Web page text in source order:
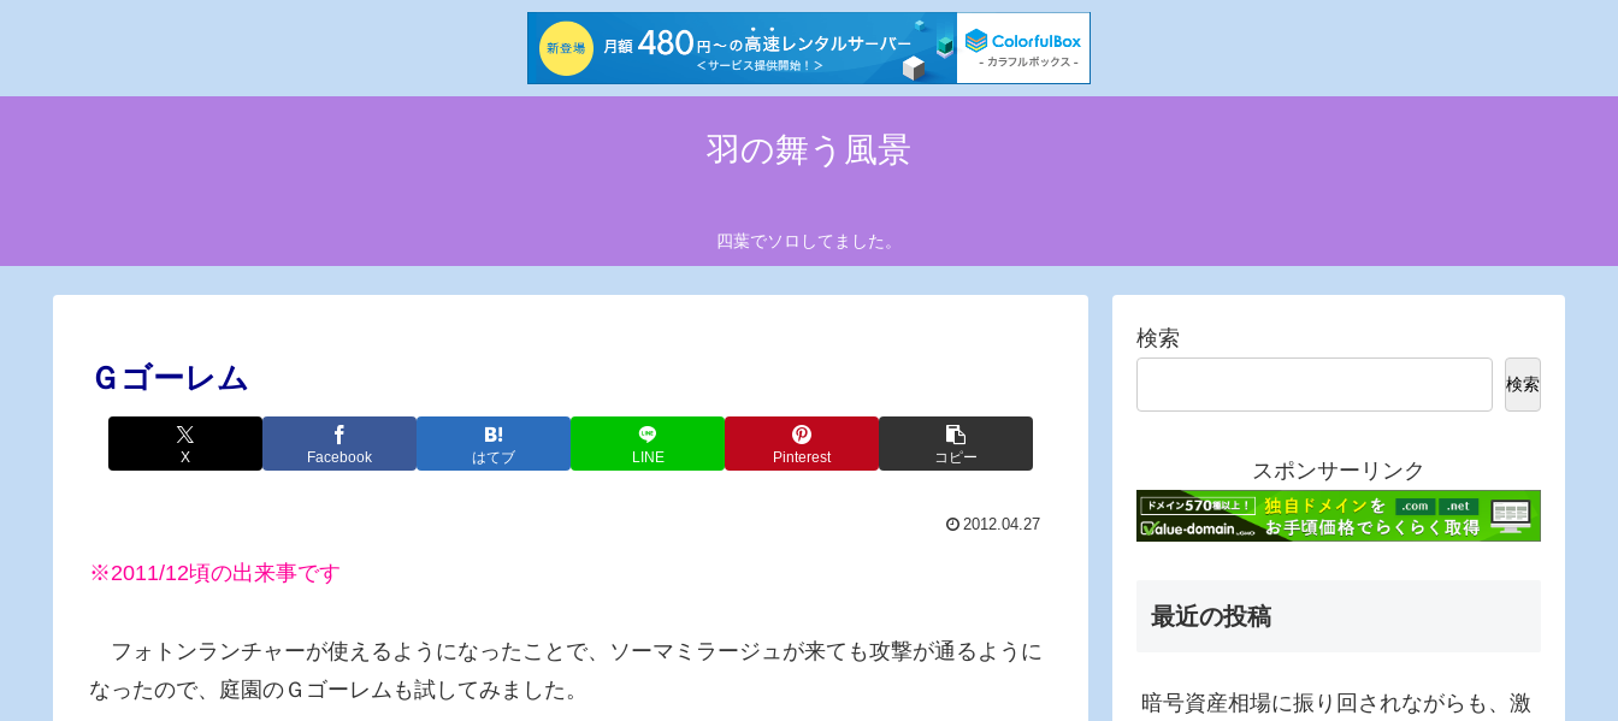
羽の舞う風景
四葉でソロしてました。
Ｇゴーレム
X Facebook はてブ LINE Pinterest コピー
2012.04.27
※2011/12頃の出来事です
フォトンランチャーが使えるようになったことで、ソーマミラージュが来ても攻撃が通るように
なったので、庭園のＧゴーレムも試してみました。
検索
検索
スポンサーリンク
最近の投稿
暗号資産相場に振り回されながらも、激